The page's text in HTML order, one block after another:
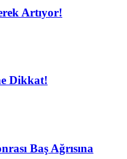
Artıyor!
Dikkat!
Baş Ağrısına